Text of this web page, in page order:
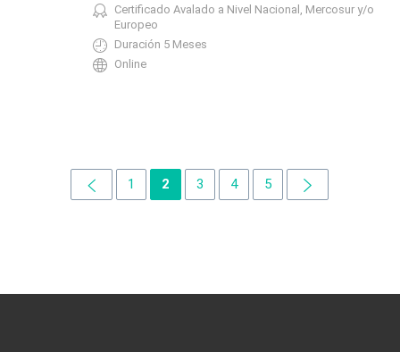
Certificado Avalado a Nivel Nacional, Mercosur y/o
Europeo
Duración 5 Meses
Online
1 2 3 4 5